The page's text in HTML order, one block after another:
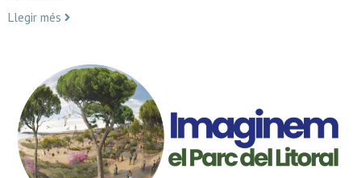
Llegir més